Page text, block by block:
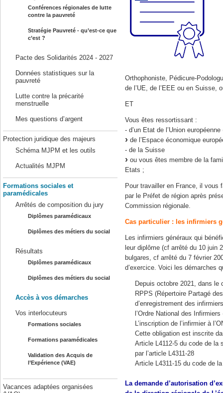
Conférences régionales de lutte
contre la pauvreté
Stratégie Pauvreté - qu’est-ce que
c’est ?
Pacte des Solidarités 2024 - 2027
Données statistiques sur la
pauvreté
Lutte contre la précarité
menstruelle
Mes questions d’argent
Protection juridique des majeurs
Schéma MJPM et les outils
Actualités MJPM
Formations sociales et
paramédicales
Arrêtés de composition du jury
Diplômes paramédicaux
Diplômes des métiers du social
Résultats
Diplômes paramédicaux
Diplômes des métiers du social
Accès à vos démarches
Vos interlocuteurs
Formations sociales
Formations paramédicales
Validation des Acquis de
l’Expérience (VAE)
Vacances adaptées organisées
Orthophoniste, Pédicure-
de l’UE, de l’EEE ou en Suisse,
ET
Vous êtes ressortissant :
- d’un Etat de l’Union
de l’Espace économique
- de la Suisse
ou vous êtes membre de la
Etats ;
Pour travailler en France, il vous
par le Préfet de région après
Commission régionale.
Cas particulier : les infirmiers
Les infirmiers généraux qui
leur diplôme (cf arrêté du 10 juin
bulgares, cf arrêté du 7 février
d’exercice. Voici les démarches
Depuis octobre 2021, dans
RPPS (Répertoire Partagé
d’enregistrement des
l’Ordre National des Infirmiers
L’inscription de l’infirmier à
Cette obligation est inscrite
Article L4112-5 du code de la
par l’article L4311-28
Article L4311-15 du code de
La demande d’autorisation